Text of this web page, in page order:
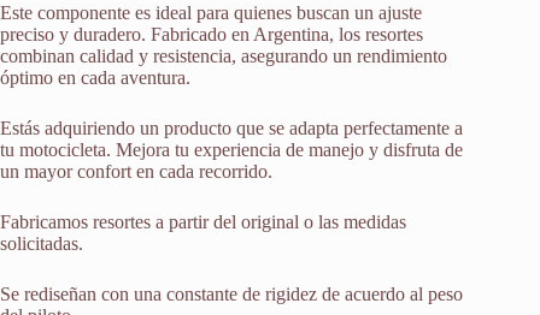
Este componente es ideal para quienes buscan un ajuste
preciso y duradero. Fabricado en Argentina, los resortes
combinan calidad y resistencia, asegurando un rendimiento
óptimo en cada aventura.
Estás adquiriendo un producto que se adapta perfectamente a
tu motocicleta. Mejora tu experiencia de manejo y disfruta de
un mayor confort en cada recorrido.
Fabricamos resortes a partir del original o las medidas
solicitadas.
Se rediseñan con una constante de rigidez de acuerdo al peso